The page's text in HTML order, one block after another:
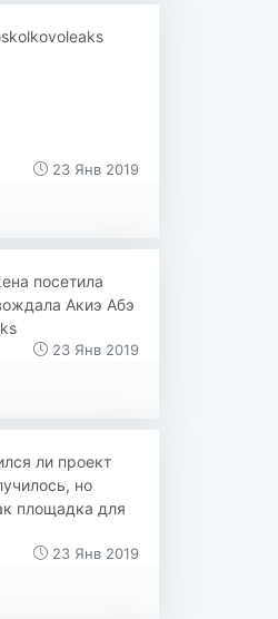
23 Янв 2019
посетила
Акиэ Абэ
23 Янв 2019
ли проект
но
площадка для
23 Янв 2019